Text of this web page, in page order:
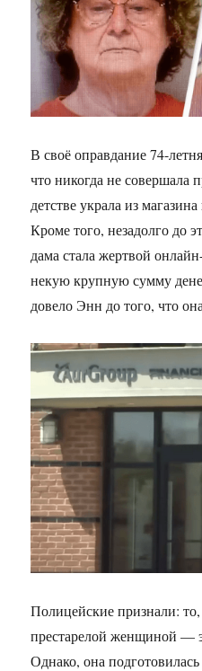
В своё оправдание 74-
что никогда не совершала
детстве украла из
Кроме того, незадолго до
дама стала жертвой
некую крупную сумму
довело Энн до того, что
Полицейские признали:
престарелой женщиной —
Однако, она